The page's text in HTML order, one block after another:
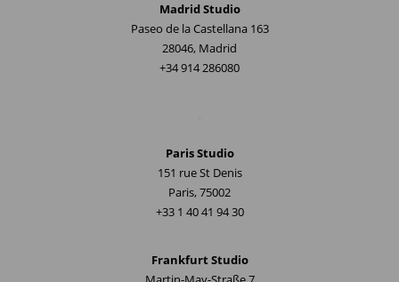
Madrid Studio
Paseo de la Castellana 163
28046, Madrid
+34 914 286080
Paris Studio
151 rue St Denis
Paris, 75002
+33 1 40 41 94 30
Frankfurt Studio